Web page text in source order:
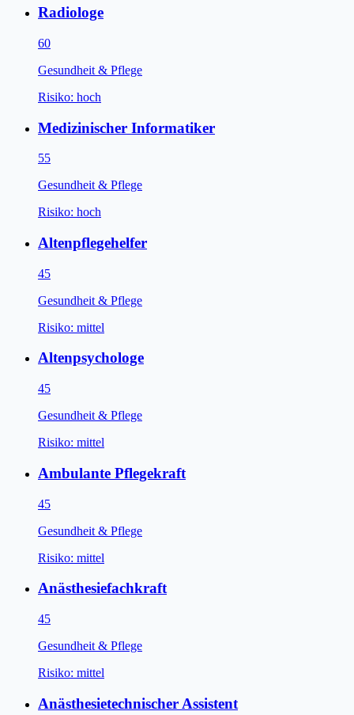
Radiologe
60
Gesundheit & Pflege
Risiko: hoch
Medizinischer Informatiker
55
Gesundheit & Pflege
Risiko: hoch
Altenpflegehelfer
45
Gesundheit & Pflege
Risiko: mittel
Altenpsychologe
45
Gesundheit & Pflege
Risiko: mittel
Ambulante Pflegekraft
45
Gesundheit & Pflege
Risiko: mittel
Anästhesiefachkraft
45
Gesundheit & Pflege
Risiko: mittel
Anästhesietechnischer Assistent